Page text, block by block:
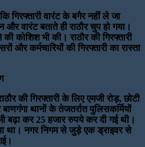
गिरफ्तारी वारंट के बगैर नहीं ले जा
वारंट बताते ही राठौर चुप हो गया।
कोशिश भी की। राठौर की गिरफ्तारी
और कर्मचारियों की गिरफ्तारी का रास्ता
की गिरफ्तारी के लिए एमजी रोड़, छोटी
थानों के तेजतर्रात पुलिसकर्मियों
बढ़ा कर 25 हजार रुपये कर दी गई थी।
था। नगर निगम से जुड़े एक ड्राइवर से